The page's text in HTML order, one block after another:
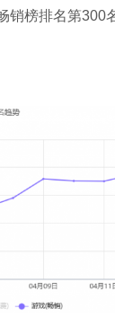
销榜排名第300